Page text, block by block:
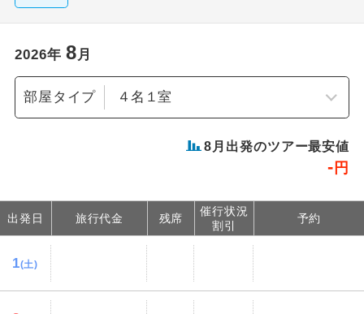
2026年 8月
部屋タイプ
8 月出発のツアー最安値
- 円
出発日 旅行代金 残席
催行状況
割引
予約
1(土)